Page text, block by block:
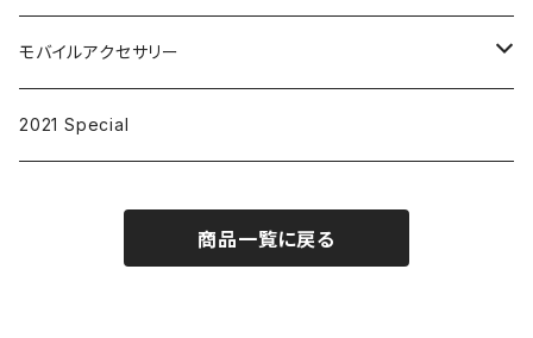
ピンズ
キーリング
アルファベット
モバイルアクセサリー
iPhoneケース
2021 Special
商品一覧に戻る